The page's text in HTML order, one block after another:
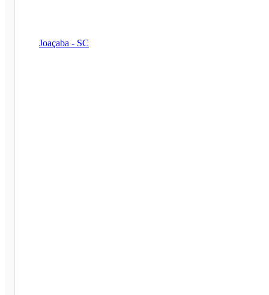
Joaçaba - SC